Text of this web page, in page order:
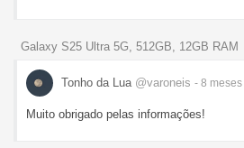
Galaxy S25 Ultra 5G, 512GB, 12GB RAM
Tonho da Lua @varoneis - 8 meses
Muito obrigado pelas informações!